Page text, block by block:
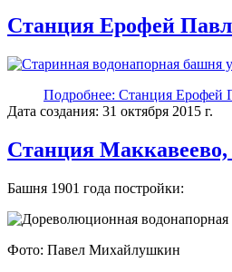
Станция Ерофей
Подробнее: Станция Ерофей
Дата создания: 31 октября 2015 г.
Станция
Башня 1901 года постройки:
Фото: Павел Михайлушкин